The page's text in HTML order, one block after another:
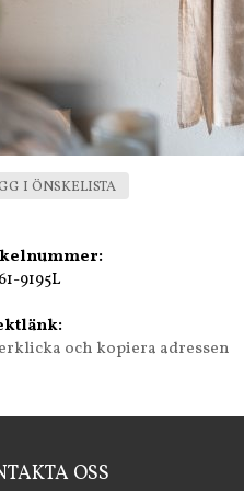
I ÖNSKELISTA
9195L
och kopiera adressen
OSS